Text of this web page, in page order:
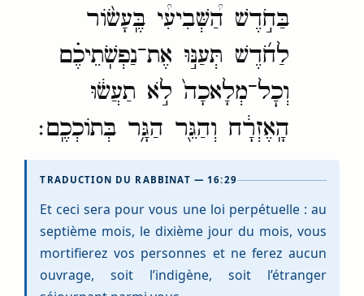
בַּחֹ֣דֶשׁ הַ֠שְּׁבִיעִ֠י בֶּֽעָשׂ֨וֹר
לַחֹ֜דֶשׁ תְּעַנּ֣וּ אֶת־נַפְשֹֽׁתֵיכֶ֗ם
וְכׇל־מְלָאכָה֙ לֹ֣א תַעֲשׂ֔וּ
הָֽאֶזְרָ֔ח וְהַגֵּ֖ר הַגָּ֥ר בְּתוֹכְכֶֽם׃
TRADUCTION DU RABBINAT — 16:29
Et ceci sera pour vous une loi perpétuelle : au
septième mois, le dixième jour du mois, vous
mortifierez vos personnes et ne ferez aucun
ouvrage, soit l’indigène, soit l’étranger